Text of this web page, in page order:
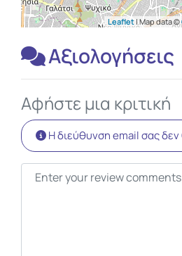
Leaflet | Map data ©
Αξιολογήσεις
Αφήστε μια κριτική
Η διεύθυνση email σας
Κείμενο κριτικής